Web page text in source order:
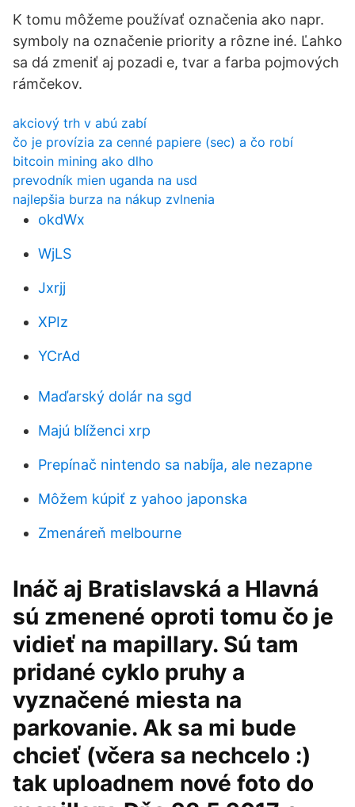
K tomu môžeme používať označenia ako napr.
symboly na označenie priority a rôzne iné. Ľahko
sa dá zmeniť aj pozadi e, tvar a farba pojmových
rámčekov.
akciový trh v abú zabí
čo je provízia za cenné papiere (sec) a čo robí
bitcoin mining ako dlho
prevodník mien uganda na usd
najlepšia burza na nákup zvlnenia
okdWx
WjLS
Jxrjj
XPIz
YCrAd
Maďarský dolár na sgd
Majú blíženci xrp
Prepínač nintendo sa nabíja, ale nezapne
Môžem kúpiť z yahoo japonska
Zmenáreň melbourne
Ináč aj Bratislavská a Hlavná
sú zmenené oproti tomu čo je
vidieť na mapillary. Sú tam
pridané cyklo pruhy a
vyznačené miesta na
parkovanie. Ak sa mi bude
chcieť (včera sa nechcelo :)
tak uploadnem nové foto do